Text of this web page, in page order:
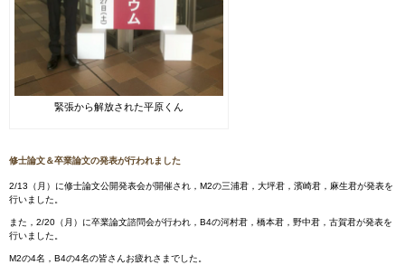
緊張から解放された平原くん
修士論文＆卒業論文の発表が行われました
2/13（月）に修士論文公開発表会が開催され，M2の三浦君，大坪君，濱崎君，麻生君が発表を
行いました。
また，2/20（月）に卒業論文諮問会が行われ，B4の河村君，橋本君，野中君，古賀君が発表を
行いました。
M2の4名，B4の4名の皆さんお疲れさまでした。